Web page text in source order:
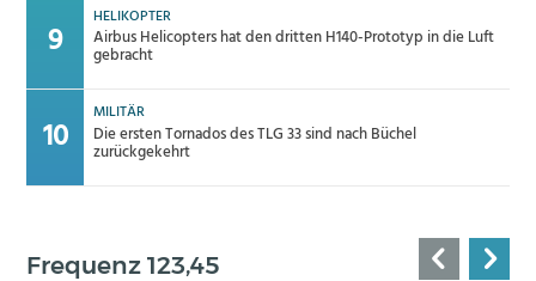
HELIKOPTER
Airbus Helicopters hat den dritten H140-Prototyp in die Luft
gebracht
MILITÄR
Die ersten Tornados des TLG 33 sind nach Büchel
zurückgekehrt
Frequenz 123,45